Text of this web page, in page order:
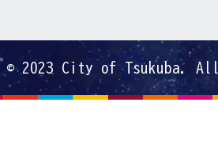
© 2023 City of Tsukuba.